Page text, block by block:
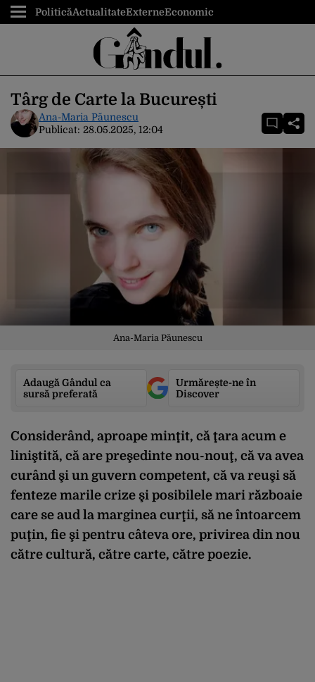
PoliticăActualitateExterneEconomic
Târg de Carte la București
Ana-Maria Păunescu
Publicat: 28.05.2025, 12:04
Ana-Maria Păunescu
Adaugă Gândul ca
sursă preferată
Urmărește-ne în
Discover
Considerând, aproape minţit, că ţara acum e
liniştită, că are preşedinte nou-nouţ, că va avea
curând şi un guvern competent, că va reuşi să
fenteze marile crize şi posibilele mari războaie
care se aud la marginea curţii, să ne întoarcem
puţin, fie şi pentru câteva ore, privirea din nou
către cultură, către carte, către poezie.